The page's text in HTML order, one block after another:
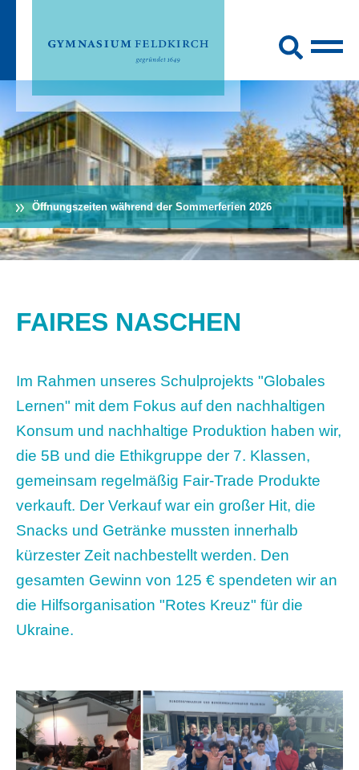
Öffnungszeiten während der Sommerferien 2026
FAIRES NASCHEN
Im Rahmen unseres Schulprojekts "Globales
Lernen" mit dem Fokus auf den nachhaltigen
Konsum und nachhaltige Produktion haben wir,
die 5B und die Ethikgruppe der 7. Klassen,
gemeinsam regelmäßig Fair-Trade Produkte
verkauft. Der Verkauf war ein großer Hit, die
Snacks und Getränke mussten innerhalb
kürzester Zeit nachbestellt werden. Den
gesamten Gewinn von 125 € spendeten wir an
die Hilfsorganisation "Rotes Kreuz" für die
Ukraine.